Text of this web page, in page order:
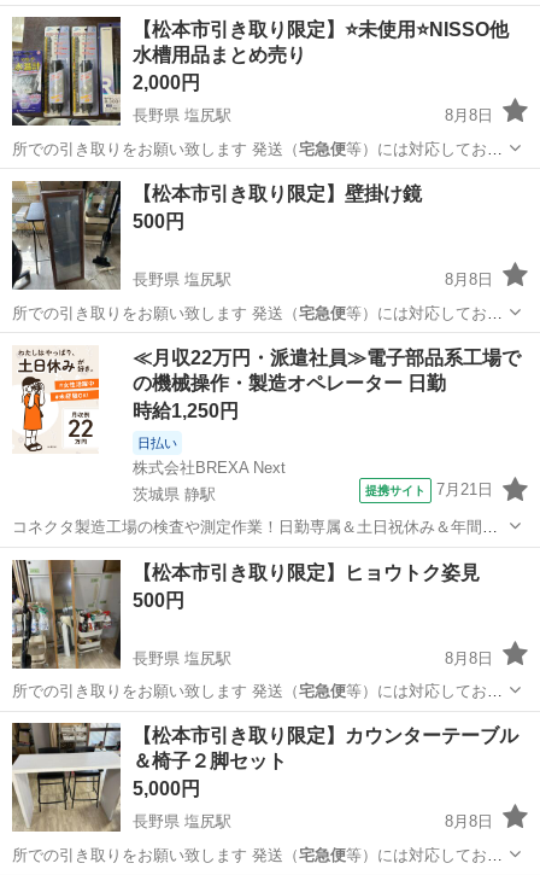
【松本市引き取り限定】⭐未使用⭐NISSO他
水槽用品まとめ売り
2,000円
長野県 塩尻駅
8月8日
所での引き取りをお願い致します 発送（宅急便等）には対応しており
ません 大型商品な…
長野 東筑摩郡 塩尻駅 その他 大型
【松本市引き取り限定】壁掛け鏡
500円
長野県 塩尻駅
8月8日
所での引き取りをお願い致します 発送（宅急便等）には対応しており
ません 大型商品な…
長野 東筑摩郡 塩尻駅 ミラー/鏡 大型
≪月収22万円・派遣社員≫電子部品系工場で
の機械操作・製造オペレーター 日勤
時給1,250円
日払い
株式会社BREXA Next
茨城県 静駅
提携サイト 7月21日
コネクタ製造工場の検査や測定作業！日勤専属＆土日祝休み＆年間休
日128日★クリーンルーム内作業★マイカー通勤OK＆無料駐車場あり
★就業先食堂利用可！日払い制度あり！《茨城県常陸大宮市》 人気の
工場のお仕事 ◇コネクタ製造工...
茨城 常陸大宮市 静駅 その他
【松本市引き取り限定】ヒョウトク姿見
500円
長野県 塩尻駅
8月8日
所での引き取りをお願い致します 発送（宅急便等）には対応しており
ません 大型商品な…
長野 東筑摩郡 塩尻駅 ミラー/鏡 大型
【松本市引き取り限定】カウンターテーブル
＆椅子２脚セット
5,000円
長野県 塩尻駅
8月8日
所での引き取りをお願い致します 発送（宅急便等）には対応しており